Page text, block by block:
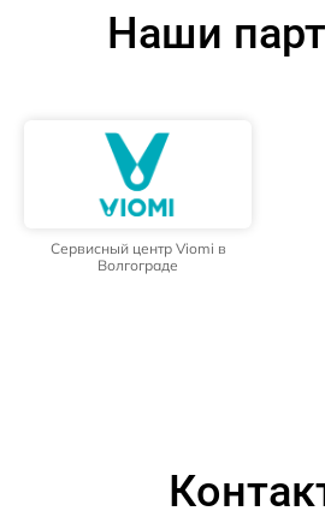
Наши
Сервисный центр Viomi в
Волгограде